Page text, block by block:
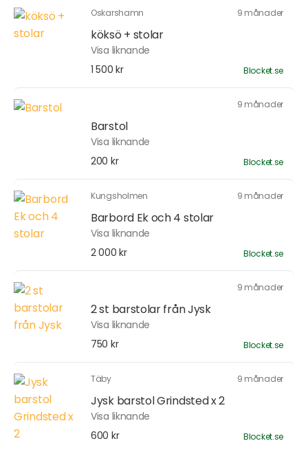
Oskarshamn 9 månader
köksö + stolar
Visa liknande
1 500 kr
Blocket.se
9 månader
Barstol
Visa liknande
200 kr
Blocket.se
Kungsholmen 9 månader
Barbord Ek och 4 stolar
Visa liknande
2 000 kr
Blocket.se
9 månader
2 st barstolar från Jysk
Visa liknande
750 kr
Blocket.se
Täby 9 månader
Jysk barstol Grindsted x 2
Visa liknande
600 kr
Blocket.se